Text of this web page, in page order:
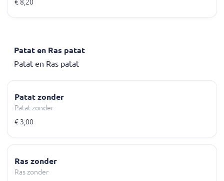
€ 8,20
Patat en Ras patat
Patat en Ras patat
Patat zonder
Patat zonder
€ 3,00
Ras zonder
Ras zonder